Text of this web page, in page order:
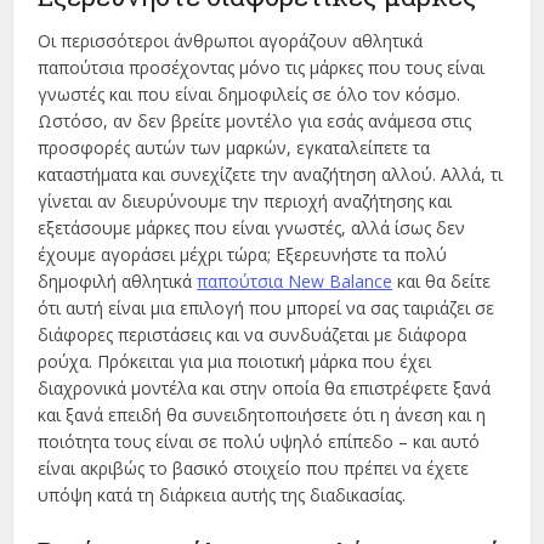
Οι περισσότεροι άνθρωποι αγοράζουν αθλητικά
παπούτσια προσέχοντας μόνο τις μάρκες που τους είναι
γνωστές και που είναι δημοφιλείς σε όλο τον κόσμο.
Ωστόσο, αν δεν βρείτε μοντέλο για εσάς ανάμεσα στις
προσφορές αυτών των μαρκών, εγκαταλείπετε τα
καταστήματα και συνεχίζετε την αναζήτηση αλλού. Αλλά, τι
γίνεται αν διευρύνουμε την περιοχή αναζήτησης και
εξετάσουμε μάρκες που είναι γνωστές, αλλά ίσως δεν
έχουμε αγοράσει μέχρι τώρα; Εξερευνήστε τα πολύ
δημοφιλή αθλητικάπαπούτσια New Balance και θα δείτε
ότι αυτή είναι μια επιλογή που μπορεί να σας ταιριάζει σε
διάφορες περιστάσεις και να συνδυάζεται με διάφορα
ρούχα. Πρόκειται για μια ποιοτική μάρκα που έχει
διαχρονικά μοντέλα και στην οποία θα επιστρέφετε ξανά
και ξανά επειδή θα συνειδητοποιήσετε ότι η άνεση και η
ποιότητα τους είναι σε πολύ υψηλό επίπεδο – και αυτό
είναι ακριβώς το βασικό στοιχείο που πρέπει να έχετε
υπόψη κατά τη διάρκεια αυτής της διαδικασίας.